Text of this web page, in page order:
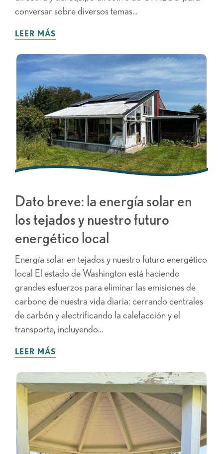
conversar sobre diversos temas…
LEER MÁS
Dato breve: la energía solar en
los tejados y nuestro futuro
energético local
Energía solar en tejados y nuestro futuro energético
local El estado de Washington está haciendo
grandes esfuerzos para eliminar las emisiones de
carbono de nuestra vida diaria: cerrando centrales
de carbón y electrificando la calefacción y el
transporte, incluyendo…
LEER MÁS